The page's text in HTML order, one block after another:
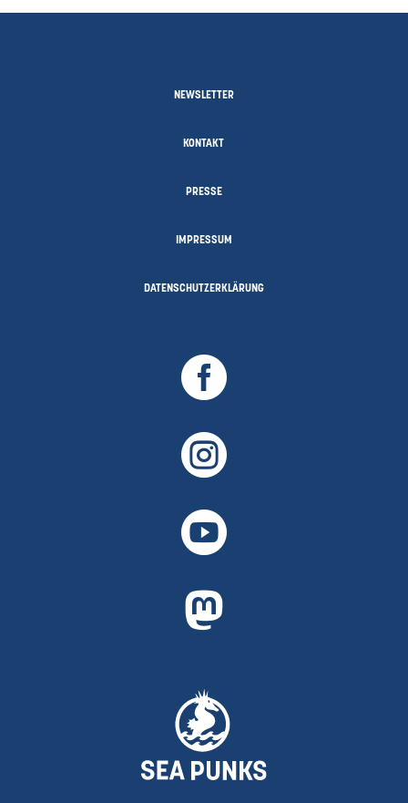
NEWSLETTER
KONTAKT
PRESSE
IMPRESSUM
DATENSCHUTZERKLÄRUNG



